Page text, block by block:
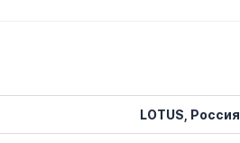
LOTUS, Россия